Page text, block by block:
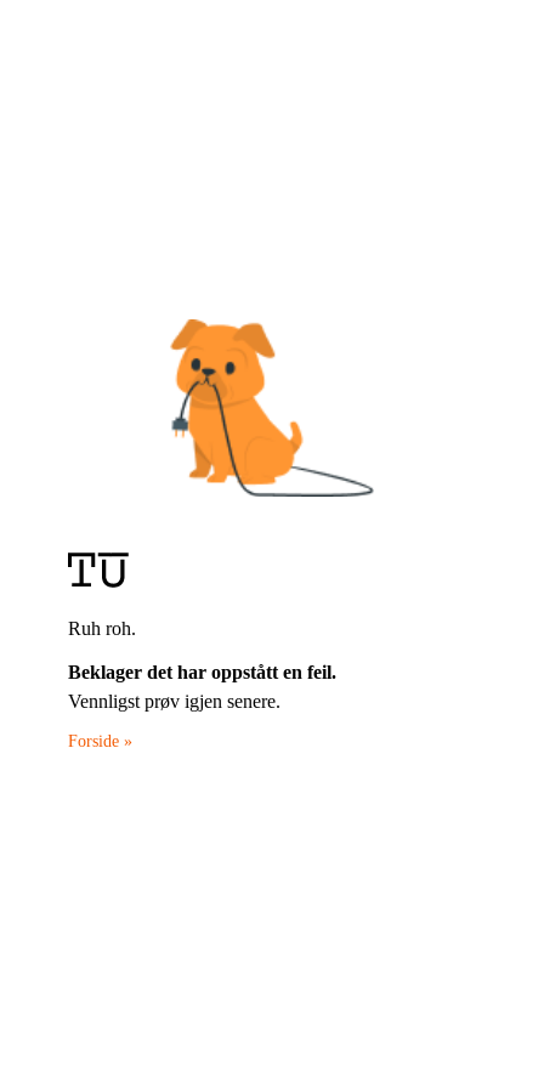
Ruh roh.
Beklager det har oppstått en feil.
Vennligst prøv igjen senere.
Forside »